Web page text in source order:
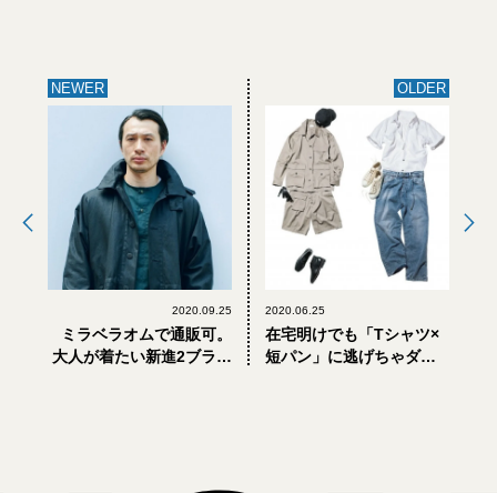
NEWER
2020.09.25
ミラベラオムで通販可。
大人が着たい新進2ブラン
OLDER
2020.06.25
在宅明けでも「Tシャツ×
短パン」に逃げちゃダメ